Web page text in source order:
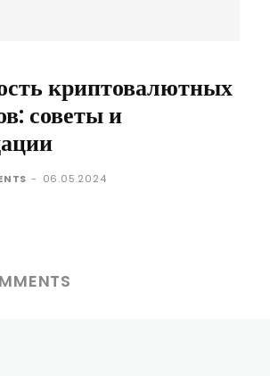
криптовалютных
советы и
- 06.05.2024